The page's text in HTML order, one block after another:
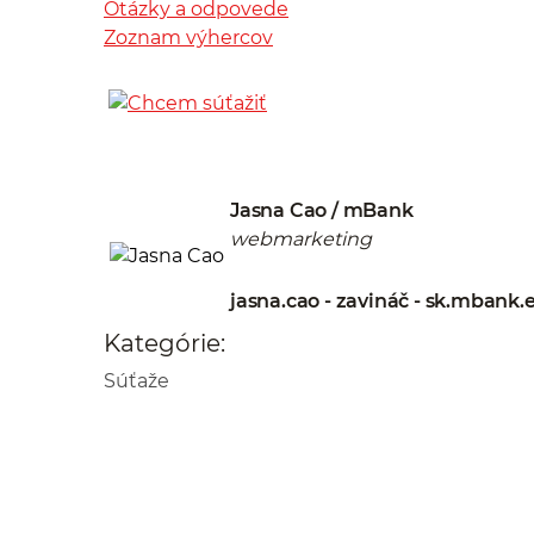
Otázky a odpovede
Zoznam výhercov
Jasna Cao / mBank
webmarketing
jasna.cao - zavináč -
Kategórie:
Súťaže